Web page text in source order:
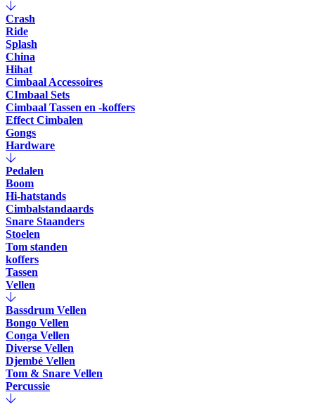
Crash
Ride
Splash
China
Hihat
Cimbaal Accessoires
CImbaal Sets
Cimbaal Tassen en -koffers
Effect Cimbalen
Gongs
Hardware
Pedalen
Boom
Hi-hatstands
Cimbalstandaards
Snare Staanders
Stoelen
Tom standen
koffers
Tassen
Vellen
Bassdrum Vellen
Bongo Vellen
Conga Vellen
Diverse Vellen
Djembé Vellen
Tom & Snare Vellen
Percussie